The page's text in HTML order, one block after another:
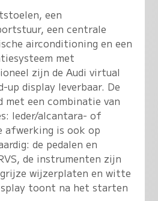
een
een centrale
airconditioning en een
met
zijn de Audi virtual
up display leverbaar. De
met een combinatie van
leder/alcantara- of
afwerking is ook op
de pedalen en
de instrumenten zijn
wijzerplaten en witte
toont na het starten